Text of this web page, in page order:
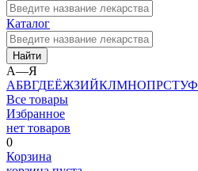
Каталог
Найти
А—Я
АБВГДЕЁЖЗИЙКЛМНОПРСТУФ
Все товары
Избранное
нет товаров
0
Корзина